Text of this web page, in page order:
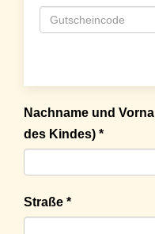
Nachname und
des Kindes) *
Straße *